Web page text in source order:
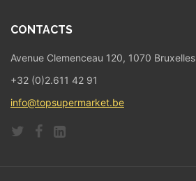
CONTACTS
Avenue Clemenceau 120, 1070 Bruxelles
+32 (0)2.611 42 91
info@topsupermarket.be